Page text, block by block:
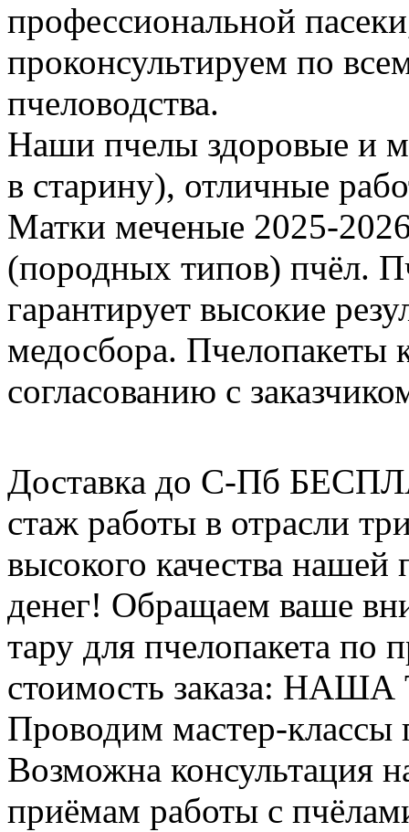
профессиональной
проконсультируем по
пчеловодства.
Наши пчелы здоровые и
в старину), отличные
Матки меченые 2025-
(породных типов) пчёл.
гарантирует высокие
медосбора. Пчелопакеты
согласованию с
Доставка до С-Пб
стаж работы в отрасли
высокого качества
денег! Обращаем ваше
тару для пчелопакета по
стоимость заказа:
Проводим мастер-классы
Возможна консультация
приёмам работы с